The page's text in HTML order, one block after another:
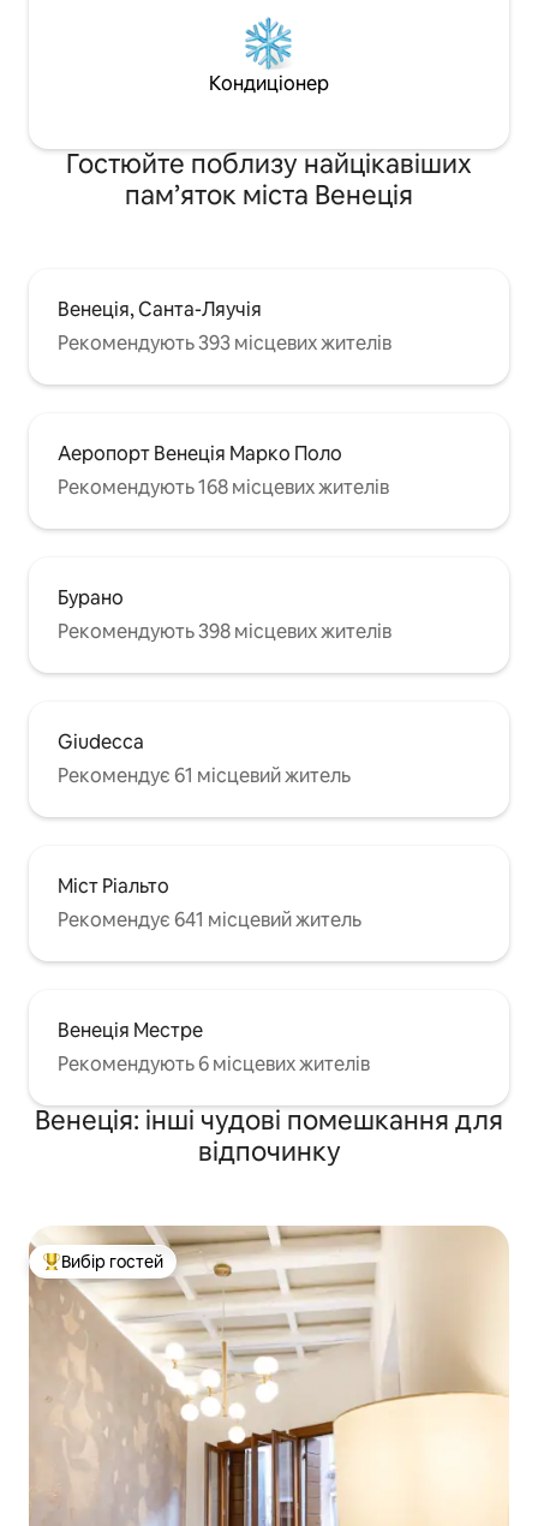
Кондиціонер
Гостюйте поблизу найцікавіших
пам’яток міста Венеція
Венеція, Санта-Ляучія
Рекомендують 393 місцевих жителів
Аеропорт Венеція Марко Поло
Рекомендують 168 місцевих жителів
Бурано
Рекомендують 398 місцевих жителів
Giudecca
Рекомендує 61 місцевий житель
Міст Ріальто
Рекомендує 641 місцевий житель
Венеція Местре
Рекомендують 6 місцевих жителів
Венеція: інші чудові помешкання для
відпочинку
Топ вибір гостей
Вибір гостей